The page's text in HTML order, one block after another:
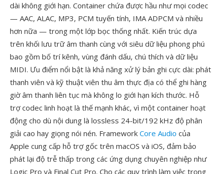
dài không giới hạn. Container chứa được hầu như mọi codec
— AAC, ALAC, MP3, PCM tuyến tính, IMA ADPCM và nhiều
hơn nữa — trong một lớp bọc thống nhất. Kiến trúc dựa
trên khối lưu trữ âm thanh cùng với siêu dữ liệu phong phú
bao gồm bố trí kênh, vùng đánh dấu, chú thích và dữ liệu
MIDI. Ưu điểm nổi bật là khả năng xử lý bản ghi cực dài: phát
thanh viên và kỹ thuật viên thu âm thực địa có thể ghi hàng
giờ âm thanh liên tục mà không lo giới hạn kích thước. Hỗ
trợ codec linh hoạt là thế mạnh khác, vì một container hoạt
động cho dù nội dung là lossless 24-bit/192 kHz độ phân
giải cao hay giọng nói nén. Framework Core Audio của
Apple cung cấp hỗ trợ gốc trên macOS và iOS, đảm bảo
phát lại độ trễ thấp trong các ứng dụng chuyên nghiệp như
Logic Pro và Final Cut Pro. Cho các quy trình làm việc trong